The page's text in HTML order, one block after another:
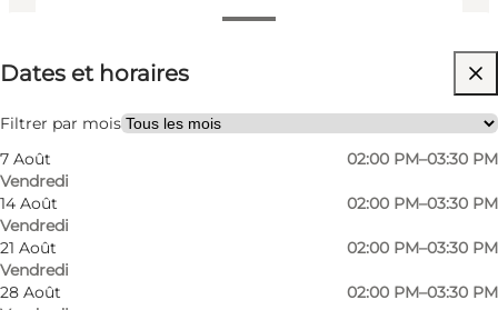
Dates et horaires
Filtrer par mois
7 Août
Vendredi
02:00 PM–03:30 PM
14 Août
Vendredi
02:00 PM–03:30 PM
21 Août
Vendredi
02:00 PM–03:30 PM
28 Août
02:00 PM–03:30 PM
Visiter le site web
Children, Friends